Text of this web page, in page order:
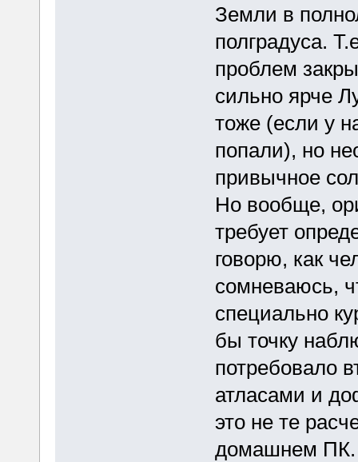
Земли в
полградуса.
проблем
сильно ярче
тоже (если у
попали), но
привычное
Но вообще,
требует
говорю, как
сомневаюсь,
специально
бы точку
потребовало
атласами и
это не те
домашнем ПК.